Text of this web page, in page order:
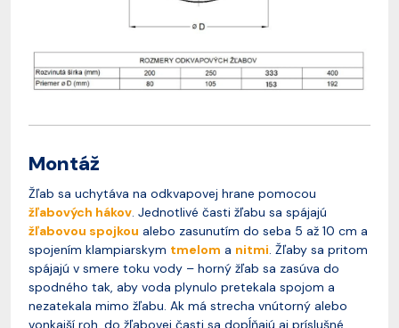
Montáž
Žľab sa uchytáva na odkvapovej hrane pomocou
žľabových hákov. Jednotlivé časti žľabu sa spájajú
žľabovou spojkou alebo zasunutím do seba 5 až 10 cm a
spojením klampiarskym tmelom a nitmi. Žľaby sa pritom
spájajú v smere toku vody – horný žľab sa zasúva do
spodného tak, aby voda plynulo pretekala spojom a
nezatekala mimo žľabu. Ak má strecha vnútorný alebo
vonkajší roh, do žľabovej časti sa dopĺňajú aj príslušné